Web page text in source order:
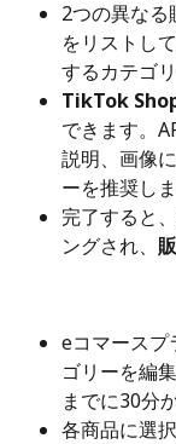
2つの異な
をリストし
するカテゴ
TikTok
できます。
説明、画像
ーを推奨しま
完了すると
ングされ、
eコマースプ
ゴリーを編
までに30分
各商品に選